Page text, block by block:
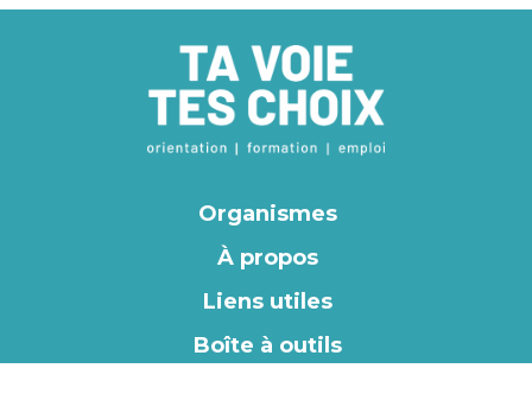
Organismes
À propos
Liens utiles
Boîte à outils